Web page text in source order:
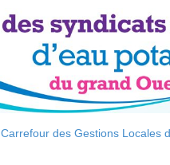
Carrefour des Gestions Locales